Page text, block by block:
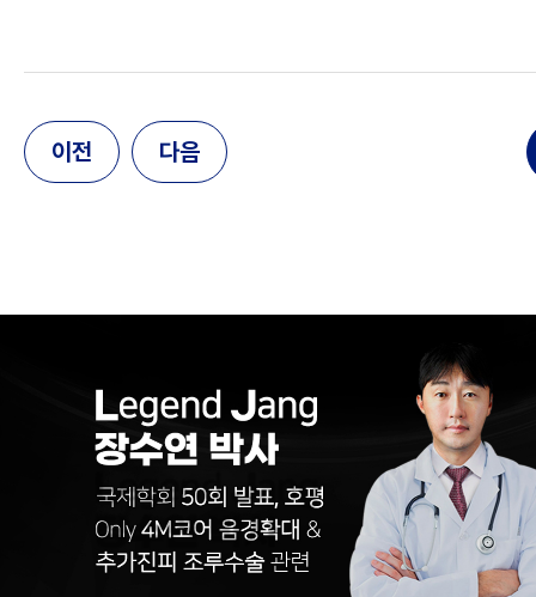
이전 다음